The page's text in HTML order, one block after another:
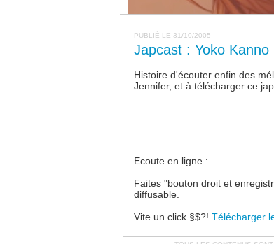
PUBLIÉ LE 31/10/2005
Japcast : Yoko Kanno
Histoire d'écouter enfin des
Jennifer, et à télécharger ce
Ecoute en ligne :
Faites "bouton droit et
diffusable.
Vite un click §$?! Télécharger